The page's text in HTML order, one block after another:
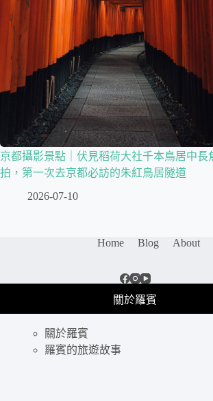
京都攝影景點｜伏見稻荷大社千本鳥居中長
拍，第一次去京都必訪的朱紅鳥居隧道
2026-07-10
Home Blog About
關於羅賓
關於羅賓
羅賓的旅遊故事